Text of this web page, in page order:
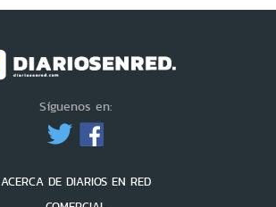
Síguenos en:
ACERCA DE DIARIOS EN RED